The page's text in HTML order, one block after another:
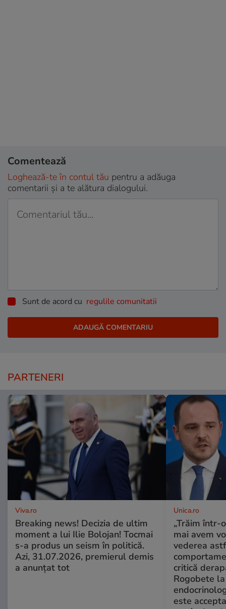
Comentează
Loghează-te în contul tău pentru a adăuga
comentarii și a te alătura dialogului.
Sunt de acord cu regulile comunitatii
PARTENERI
Viva.ro
Breaking news! Decizia de ultim
moment a lui Ilie Bolojan! Tocmai
s-a produs un seism în politică.
Azi, 31.07.2026, premierul demis
a anunțat tot
Unica.ro
„Trăim într-
mai avem
vederea
critică
Rogobete
este